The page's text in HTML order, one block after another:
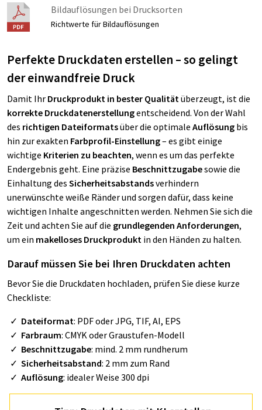
Bildauflösungen bei Drucksorten
Richtwerte für Bildauflösungen
Perfekte Druckdaten erstellen – so gelingt
der einwandfreie Druck
Damit Ihr Druckprodukt in bester Qualität überzeugt, ist die
korrekte Druckdatenerstellungentscheidend. Von der Wahl
des richtigen Dateiformatsüber die optimale Auflösung bis
hin zur exakten Farbprofil-Einstellung– es gibt einige
wichtige Kriterien zu beachten, wenn es um das perfekte
Endergebnis geht. Eine präzise Beschnittzugabesowie die
Einhaltung des Sicherheitsabstandsverhindern
unerwünschte weiße Ränder und sorgen dafür, dass keine
wichtigen Inhalte angeschnitten werden. Nehmen Sie sich die
Zeit und achten Sie auf die grundlegenden Anforderungen,
um ein makelloses Druckprodukt in den Händen zu halten.
Darauf müssen Sie bei Ihren Druckdaten achten
Bevor Sie die Druckdaten hochladen, prüfen Sie diese kurze
Checkliste:
Dateiformat: PDF oder JPG, TIF, AI, EPS
Farbraum: CMYK oder Graustufen-Modell
Beschnittzugabe: mind. 2 mm rundherum
Sicherheitsabstand: 2 mm zum Rand
Auflösung: idealer Weise 300 dpi